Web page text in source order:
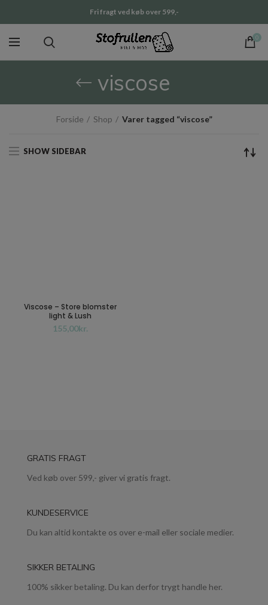
Fri fragt ved køb over 599,-
0
viscose
Forside Shop Varer tagged “viscose”
SHOW SIDEBAR
Viscose – Store blomster
light & Lush
kr.
GRATIS FRAGT
Ved køb over 599,- giver vi gratis fragt.
KUNDESERVICE
Du kan altid kontakte os over e-mail eller sociale medier.
SIKKER BETALING
100% sikker betaling. Du kan derfor trygt handle her.